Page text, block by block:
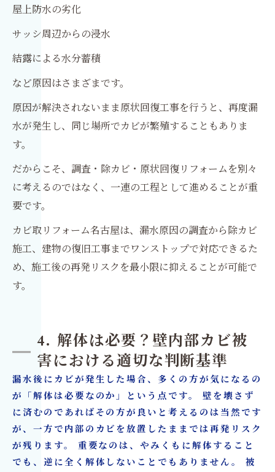
屋上防水の劣化
サッシ周辺からの浸水
結露による水分蓄積
など原因はさまざまです。
原因が解決されないまま原状回復工事を行うと、再度漏
水が発生し、同じ場所でカビが繁殖することもありま
す。
だからこそ、調査・除カビ・原状回復リフォームを別々
に考えるのではなく、一連の工程として進めることが重
要です。
カビ取リフォーム名古屋は、漏水原因の調査から除カビ
施工、建物の復旧工事までワンストップで対応できるた
め、施工後の再発リスクを最小限に抑えることが可能で
す。
4. 解体は必要？壁内部カビ被
害における適切な判断基準
漏水後にカビが発生した場合、多くの方が気になるの
が「解体は必要なのか」という点です。 壁を壊さず
に済むのであればその方が良いと考えるのは当然です
が、一方で内部のカビを放置したままでは再発リスク
が残ります。 重要なのは、やみくもに解体すること
でも、逆に全く解体しないことでもありません。 被